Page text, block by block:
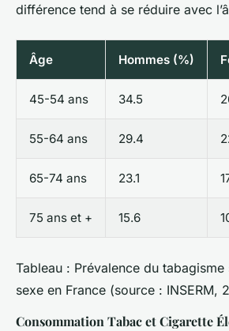
différence tend à se réduire avec
Âge Hommes (%)
45-54 ans 34.5
55-64 ans 29.4
65-74 ans 23.1
75 ans et + 15.6
Tableau : Prévalence du tabagisme
sexe en France (source : INSERM,
Consommation Tabac et Cigarette